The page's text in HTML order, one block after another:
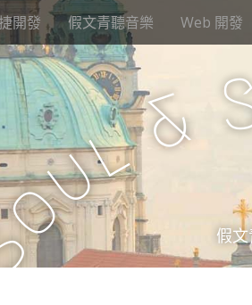
開發 假文青聽音樂 Web 開發
u
l&
假